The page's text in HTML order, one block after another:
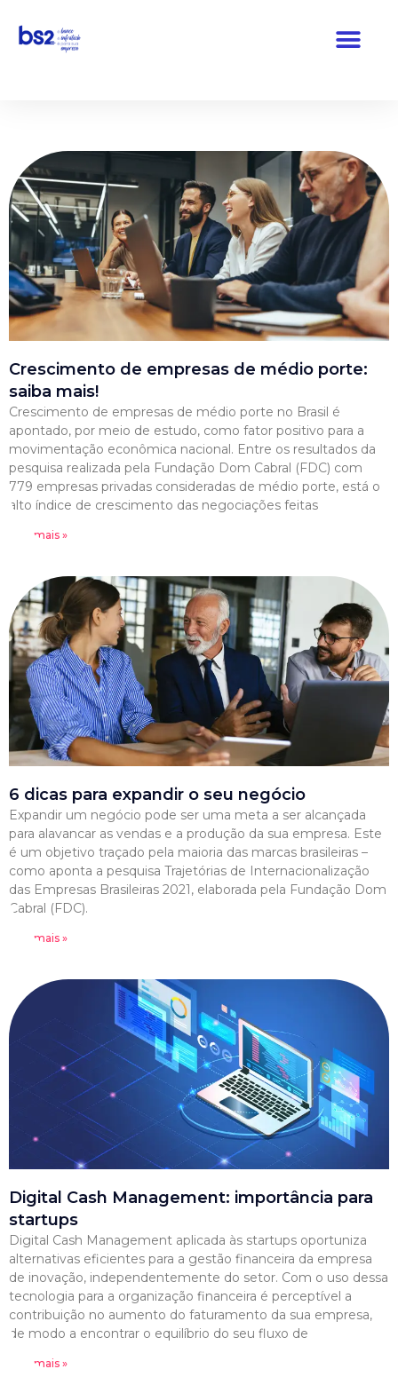
Pular
Crescimento de empresas de médio porte:
saiba mais!
Crescimento de empresas de médio porte no Brasil é
apontado, por meio de estudo, como fator positivo para a
movimentação econômica nacional. Entre os resultados da
pesquisa realizada pela Fundação Dom Cabral (FDC) com
779 empresas privadas consideradas de médio porte, está o
alto índice de crescimento das negociações feitas
Leia mais »
6 dicas para expandir o seu negócio
Expandir um negócio pode ser uma meta a ser alcançada
para alavancar as vendas e a produção da sua empresa. Este
é um objetivo traçado pela maioria das marcas brasileiras –
como aponta a pesquisa Trajetórias de Internacionalização
das Empresas Brasileiras 2021, elaborada pela Fundação Dom
Cabral (FDC).
Leia mais »
Digital Cash Management: importância para
startups
Digital Cash Management aplicada às startups oportuniza
alternativas eficientes para a gestão financeira da empresa
de inovação, independentemente do setor. Com o uso dessa
tecnologia para a organização financeira é perceptível a
contribuição no aumento do faturamento da sua empresa,
de modo a encontrar o equilíbrio do seu fluxo de
Leia mais »